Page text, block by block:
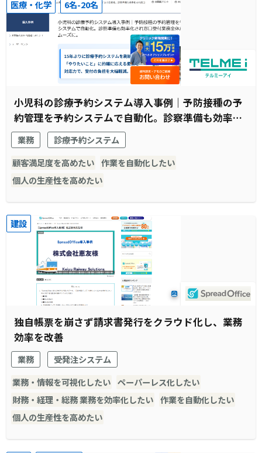
医療・化学 6名-20名
小児科の診療予約システム導入事例｜予防接種の予
約管理を予約システムで自動化。診察準備も効率化
され窓口受付業務全体がスムーズに。
業務
診療予約システム
顧客満足度を高めたい 作業を自動化したい
個人の生産性を高めたい
建設
独自帳票を崩さず請求書発行をクラウド化し、業務
効率を改善
業務
受発注システム
業務・情報を可視化したい ペーパーレス化したい
財務・経理・総務 業務を効率化したい 作業を自動化したい
個人の生産性を高めたい